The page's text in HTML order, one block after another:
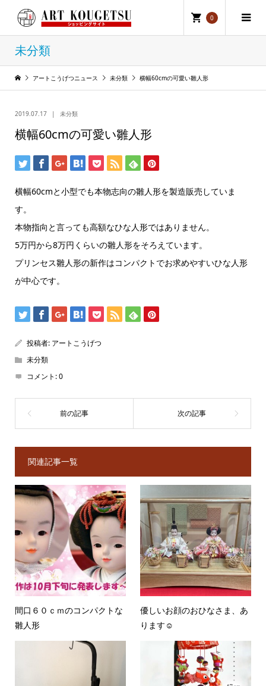
0
未分類
アートこうげつニュース 未分類 横幅60cmの可愛い雛人形
2019.07.17 未分類
横幅60cmの可愛い雛人形
横幅60cmと小型でも本物志向の雛人形を製造販売していま
す。
本物指向と言っても高額なひな人形ではありません。
5万円から8万円くらいの雛人形をそろえています。
プリンセス雛人形の新作はコンパクトでお求めやすいひな人形
が中心です。
投稿者: アートこうげつ
未分類
コメント:0
関連記事一覧
間口６０ｃｍのコンパクトな
雛人形
優しいお顔のおひなさま、あ
ります☺